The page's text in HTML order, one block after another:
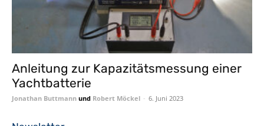
Anleitung zur Kapazitätsmessung einer
Yachtbatterie
Jonathan Buttmann und Robert Möckel - 6. Juni 2023